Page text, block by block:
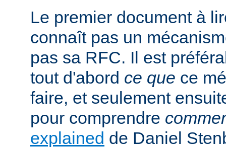
Le premier document à
connaît pas un
pas sa RFC. Il est
tout d'abord ce que ce
faire, et seulement
pour comprendre
explained de Daniel